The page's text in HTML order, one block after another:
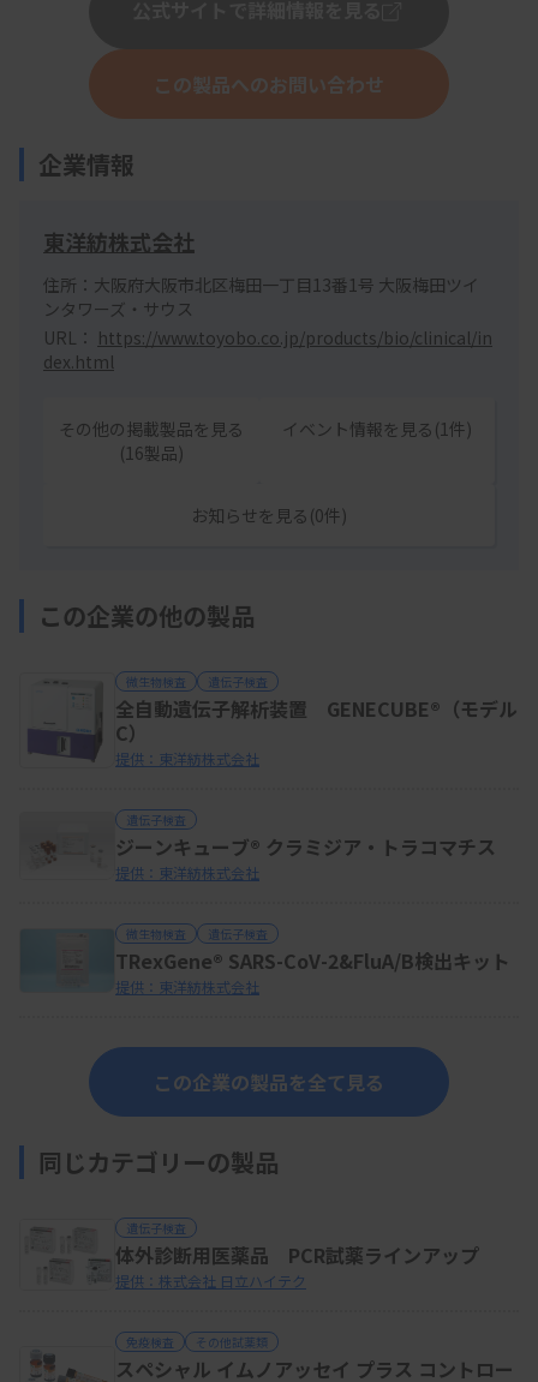
この製品へのお問い合わせ
企業情報
東洋紡株式会社
住所：大阪府大阪市北区梅田一丁目13番1号 大阪梅田ツイ
ンタワーズ・サウス
URL： https://www.toyobo.co.jp/products/bio/clinical/in
dex.html
その他の掲載製品を見る
(16製品)
イベント情報を見る(1件)
お知らせを見る(0件)
この企業の他の製品
微生物検査 遺伝子検査
全自動遺伝子解析装置 GENECUBE®（モデル
C）
提供：東洋紡株式会社
遺伝子検査
ジーンキューブ® クラミジア・トラコマチス
提供：東洋紡株式会社
微生物検査 遺伝子検査
TRexGene® SARS-CoV-2&FluA/B検出キット
提供：東洋紡株式会社
この企業の製品を全て見る
同じカテゴリーの製品
遺伝子検査
体外診断用医薬品 PCR試薬ラインアップ
提供：株式会社 日立ハイテク
免疫検査 その他試薬類
スペシャル イムノアッセイ プラス コントロー